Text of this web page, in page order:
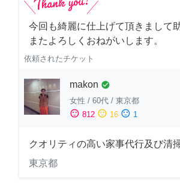
今回も綺麗に仕上げて頂きまして
またよろしくおねがいします。
依頼されたチケット
makon check_circle
女性 / 60代 / 東京都
sentiment_satisfied 812 sentiment_neutral 16 sentiment_dissatisfied 1
クオリティの高い家事代行及び清
東京都